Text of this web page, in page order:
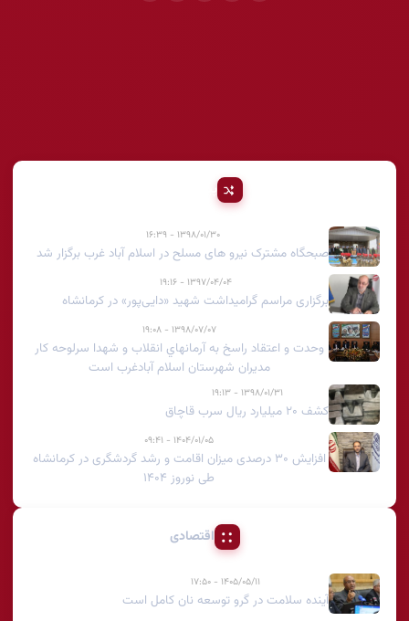
پیشنهادی
۱۳۹۸/۰۱/۳۰ - ۱۶:۳۹
صبحگاه مشترک نیرو های مسلح در اسلام آباد غرب برگزار شد
۱۳۹۷/۰۴/۰۴ - ۱۹:۱۶
برگزاری مراسم گرامیداشت شهید «دایی‌پور» در کرمانشاه
۱۳۹۸/۰۷/۰۷ - ۱۹:۰۸
وحدت و اعتقاد راسخ به آرمانهاي انقلاب و شهدا سرلوحه كار
مديران شهرستان اسلام آبادغرب است
۱۳۹۸/۰۱/۳۱ - ۱۹:۱۳
کشف ۲۰ میلیارد ریال سرب قاچاق
۱۴۰۴/۰۱/۰۵ - ۰۹:۴۱
افزایش ۳۰ درصدی میزان اقامت و رشد گردشگری در کرمانشاه
طی نوروز ۱۴۰۴
اقتصادی
۱۴۰۵/۰۵/۱۱ - ۱۷:۵۰
آینده سلامت در گرو توسعه نان کامل است